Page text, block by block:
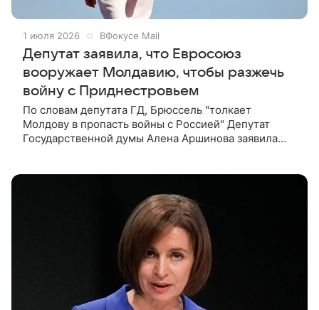
1 июля 2026 ВФокусе Mail
Депутат заявила, что Евросоюз
вооружает Молдавию, чтобы разжечь
войну с Приднестровьем
По словам депутата ГД, Брюссель "толкает
Молдову в пропасть войны с Россией" Депутат
Государственной думы Алена Аршинова заявила